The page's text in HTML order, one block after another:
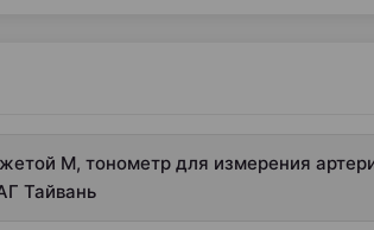
М, тонометр для измерения
Тайвань